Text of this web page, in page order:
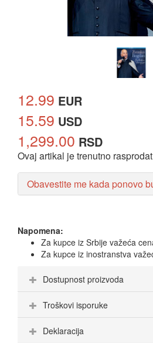
12.99 EUR
15.59 USD
1,299.00 RSD
Ovaj artikal je trenutno rasprodat
Obavestite me kada ponovo
Napomena:
Za kupce iz Srbije važeća
Za kupce iz inostranstva
Dostupnost proizvoda
Troškovi isporuke
Deklaracija